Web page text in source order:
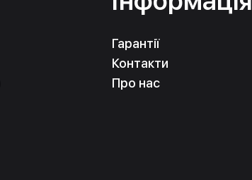
Гарантії
Контакти
Про нас